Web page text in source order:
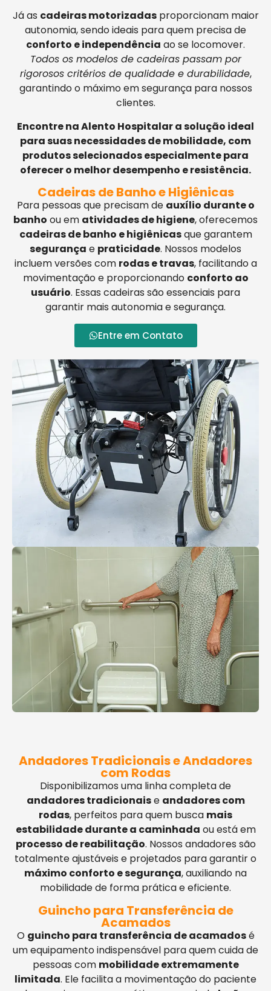
Já as cadeiras motorizadasproporcionam maior
autonomia, sendo ideais para quem precisa de
conforto e independência ao se locomover.
Todos os modelos de cadeiras passam por
rigorosos critérios de qualidade e durabilidade,
garantindo o máximo em segurança para nossos
clientes.
Encontre na Alento Hospitalar a solução ideal
para suas necessidades de mobilidade, com
produtos selecionados especialmente para
oferecer o melhor desempenho e resistência.
Cadeiras de Banho e Higiênicas
Para pessoas que precisam de auxílio durante o
banho ou em atividades de higiene, oferecemos
cadeiras de banho e higiênicasque garantem
segurança e praticidade. Nossos modelos
incluem versões com rodas e travas, facilitando a
movimentação e proporcionando conforto ao
usuário. Essas cadeiras são essenciais para
garantir mais autonomia e segurança.
Entre em Contato
Andadores Tradicionais e Andadores
com Rodas
Disponibilizamos uma linha completa de
andadores tradicionaise andadores com
rodas, perfeitos para quem busca mais
estabilidade durante a caminhada ou está em
processo de reabilitação. Nossos andadores são
totalmente ajustáveis e projetados para garantir o
máximo conforto e segurança, auxiliando na
mobilidade de forma prática e eficiente.
Guincho para Transferência de
Acamados
O guincho para transferência de acamadosé
um equipamento indispensável para quem cuida de
pessoas com mobilidade extremamente
limitada. Ele facilita a movimentação do paciente